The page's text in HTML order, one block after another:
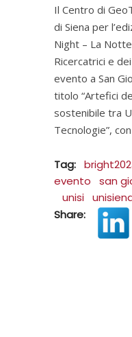
Il Centro di
di Siena per
Night – La
Ricercatrici e
evento a San
titolo “Artefici
sostenibile tra
Tecnologie”, con
Tag:
evento
san
unisi
Share: